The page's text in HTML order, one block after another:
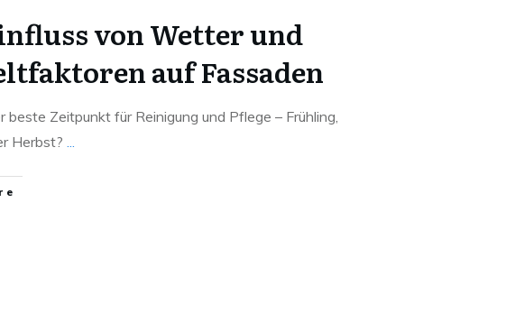
von Wetter und
auf Fassaden
beste Zeitpunkt für Reinigung und Pflege – Frühling,
Herbst? ...